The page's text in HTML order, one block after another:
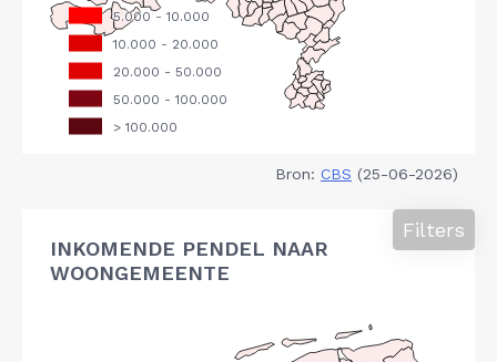
Bron: CBS (25-06-2026)
INKOMENDE PENDEL NAAR
WOONGEMEENTE
Filters